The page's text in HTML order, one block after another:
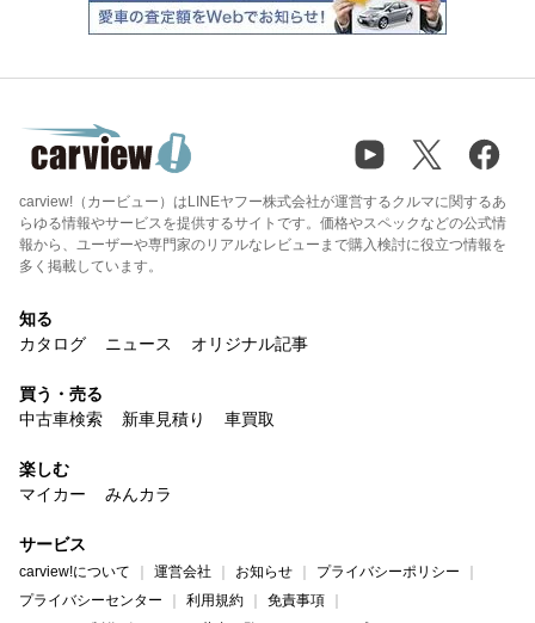
carview!（カービュー）はLINEヤフー株式会社が運営するクルマに関するあ
らゆる情報やサービスを提供するサイトです。価格やスペックなどの公式情
報から、ユーザーや専門家のリアルなレビューまで購入検討に役立つ情報を
多く掲載しています。
知る
カタログ
ニュース オリジナル記事
買う・売る
中古車検索
新車見積り 車買取
楽しむ
マイカー
みんカラ
サービス
carview!について 運営会社 お知らせ
プライバシーポリシー
プライバシーセンター
利用規約
免責事項